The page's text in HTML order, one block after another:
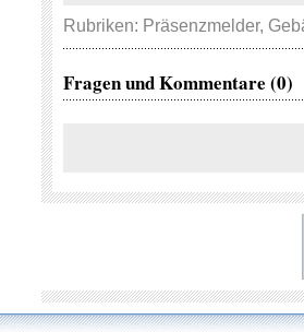
Rubriken: Präsenzmelder,
Fragen und Kommentare (0)